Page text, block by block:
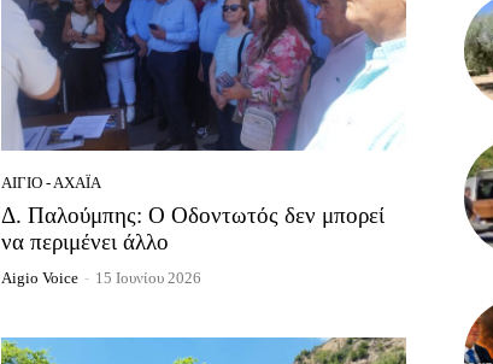
ΑΊΓΙΟ - ΑΧΑΪ́Α
Δ. Παλούμπης: Ο Οδοντωτός δεν μπορεί
να περιμένει άλλο
Aigio Voice - 15 Ιουνίου 2026